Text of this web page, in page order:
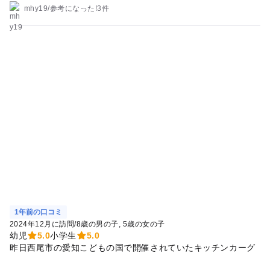
ーカートは子どもと大人2人で同時乗車できて300円、小型の乗
り物は100円ととてもお値打ちでした😊 オムツ替えコーナーも
mhy19/参考になった!3件
1年前の口コミ
2024年12月に訪問/8歳の男の子 5歳の女の子
幼児 5.0小学生
5.0
昨日西尾市の愛知こどもの国で開催されていたキッチンカーグ